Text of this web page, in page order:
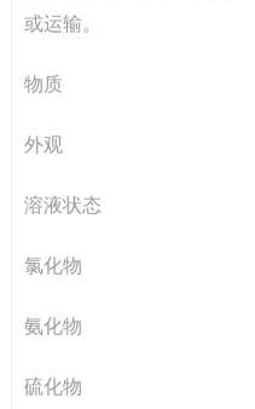
或运输。
物质
外观
溶液状态
氯化物
氨化物
硫化物